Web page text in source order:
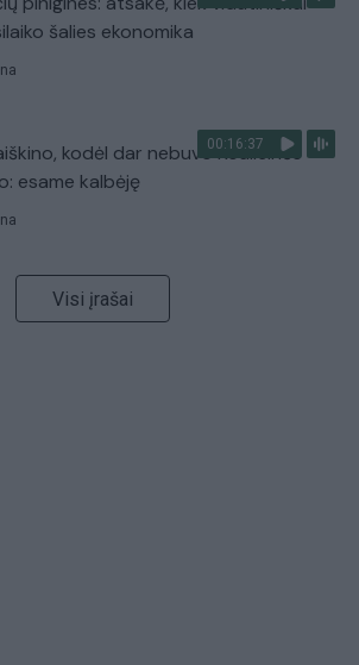
šalies ekonomika
00:16:37
kodėl dar nebuvo Koalicinės
esame kalbėję
Visi įrašai